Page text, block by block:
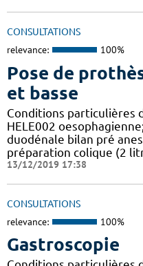
CONSULTATIONS
relevance: 100%
Pose de
et basse
Conditions particulières
HELE002
duodénale bilan pré
préparation colique (2
13/12/2019 17:38
CONSULTATIONS
relevance: 100%
Gastroscopie